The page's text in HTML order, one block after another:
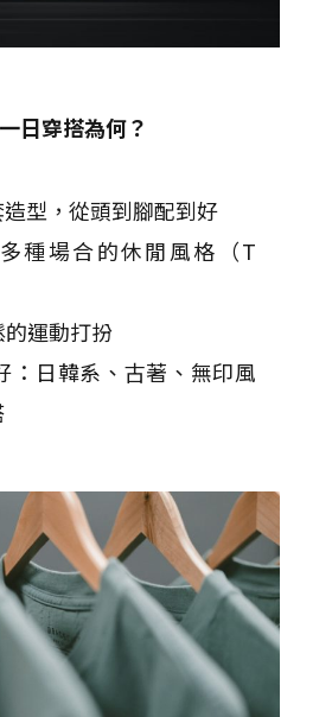
日穿搭為何？
型，從頭到腳配到好
種場合的休閒風格（T
的運動打扮
：日韓系、古著、無印風